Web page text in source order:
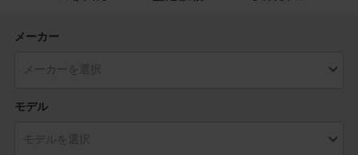
メーカー
モデル